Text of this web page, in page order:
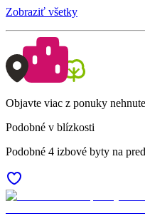
Zobraziť všetky
Objavte viac z ponuky
Podobné v blízkosti
Podobné 4 izbové byty na